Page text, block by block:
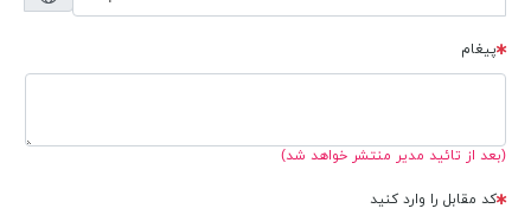
پیغام
(بعد از تائید مدیر منتشر خواهد شد)
کد مقابل را وارد کنید